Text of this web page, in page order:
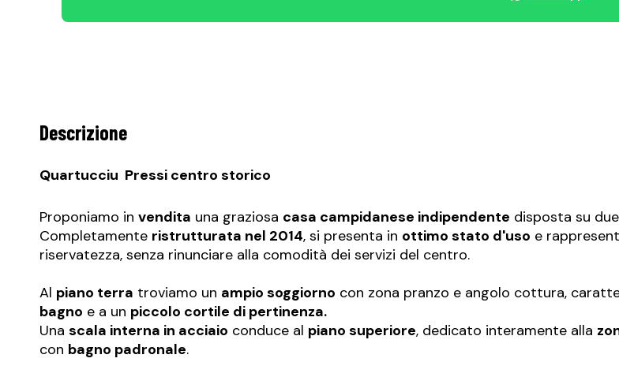
Descrizione
Quartucciu  Pressi centro storico
Proponiamo in vendita una graziosa casa campidanese indipendente disposta su
Completamente ristrutturata nel 2014, si presenta in ottimo stato d'uso e
riservatezza, senza rinunciare alla comodità dei servizi del centro.
Al piano terra troviamo un ampio soggiorno con zona pranzo e angolo cottura,
bagno e a un piccolo cortile di pertinenza.
Una scala interna in acciaio conduce al piano superiore, dedicato interamente alla
con bagno padronale.